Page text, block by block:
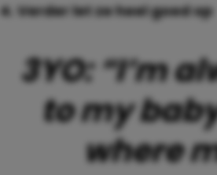
4. Verder let ze heel goed op
3YO: “I’m
to my
where